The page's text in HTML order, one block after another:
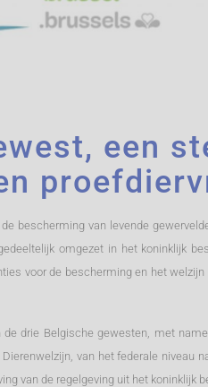
een
bescherming van levende
omgezet in het koninklijk
voor de bescherming en het
drie Belgische gewesten, met
van het federale niveau
van de regelgeving uit het koninklijk